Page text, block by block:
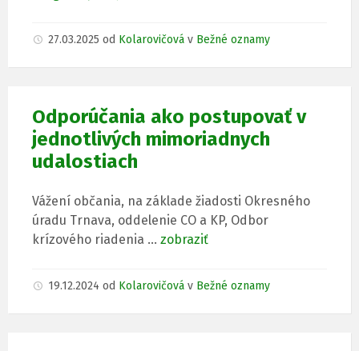
27.03.2025 od Kolarovičová v Bežné oznamy
Odporúčania ako postupovať v
jednotlivých mimoriadnych
udalostiach
Vážení občania, na základe žiadosti Okresného
úradu Trnava, oddelenie CO a KP, Odbor
krízového riadenia … zobraziť
19.12.2024 od Kolarovičová v Bežné oznamy